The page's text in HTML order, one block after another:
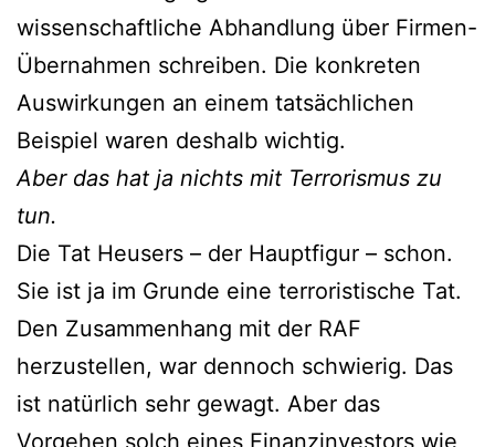
wissenschaftliche Abhandlung über Firmen-
Übernahmen schreiben. Die konkreten
Auswirkungen an einem tatsächlichen
Beispiel waren deshalb wichtig.
Aber das hat ja nichts mit Terrorismus zu
tun.
Die Tat Heusers – der Hauptfigur – schon.
Sie ist ja im Grunde eine terroristische Tat.
Den Zusammenhang mit der RAF
herzustellen, war dennoch schwierig. Das
ist natürlich sehr gewagt. Aber das
Vorgehen solch eines Finanzinvestors wie